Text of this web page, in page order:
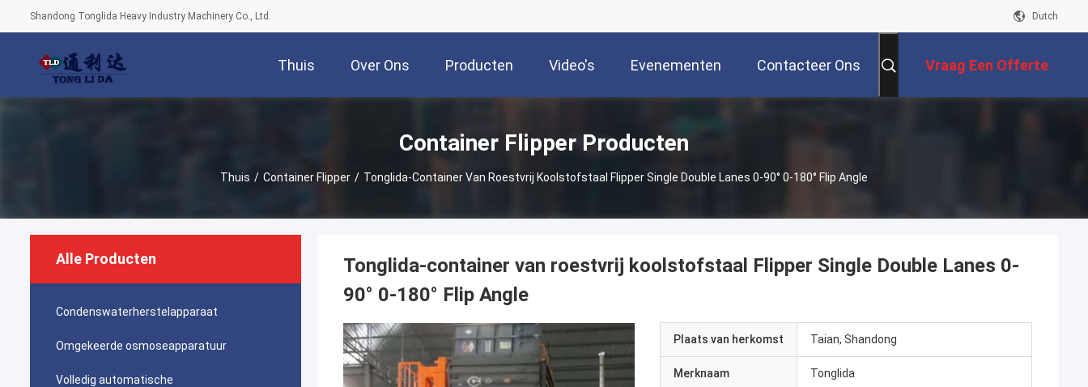
Shandong Tonglida Heavy Industry Machinery Co., Ltd. Dutch
Thuis Over Ons Producten Video's Evenementen Contacteer Ons Vraag Een Offerte
Container Flipper Producten
Thuis / Container Flipper / Tonglida-Container Van Roestvrij Koolstofstaal Flipper Single Double Lanes 0-90° 0-180° Flip Angle
Alle Producten
Condenswaterherstelapparaat
Omgekeerde osmoseapparatuur
Volledig automatische
Tonglida-container van roestvrij koolstofstaal Flipper Single Double Lanes 0-
90° 0-180° Flip Angle
Plaats van herkomst Taian, Shandong
Merknaam Tonglida